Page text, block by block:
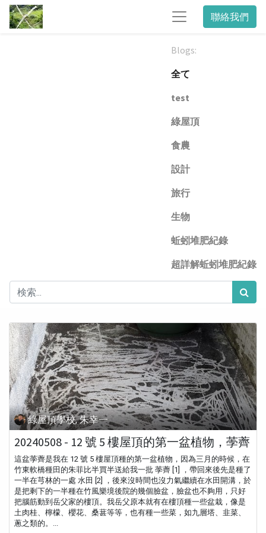
聯絡我們
Blogs:
全て
test
綠屋頂
食農
設計
旅行
生物
蚯蚓堆肥紀錄
超詳解蚯蚓堆肥紀錄
綠屋頂學校, 朱幸一
20240508 - 12 號 5 樓屋頂的第一盆植物，荸薺
這盆荸薺是我在 12 號 5 樓屋頂種的第一盆植物，因為三月的時候，在
竹東軟橋種田的朱菲比半買半送給我一批 荸薺 [1] ，帶回來後先是種了
一半在芎林的一處 水田 [2] ，後來沒時間也沒力氣繼續在水田開溝，於
是把剩下的一半種在竹風樂境後院的幾個臉盆，臉盆也不夠用，只好
把腦筋動到岳父家的樓頂。我岳父原本就有在樓頂種一些盆栽，像是
土肉桂、檸檬、櫻花、桑葚等等，也有種一些菜，如九層塔、韭菜、
蔥之類的。...